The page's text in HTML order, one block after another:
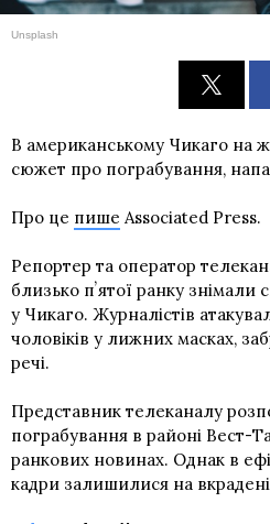
Unsplash
В американському Чикаго на
сюжет про пограбування,
Про це пише Associated Press.
Репортер та оператор
близько пʼятої ранку
у Чикаго. Журналістів
чоловіків у лижних масках,
речі.
Представник телеканалу
пограбування в районі Вест-
ранкових новинах. Однак в
кадри залишилися на